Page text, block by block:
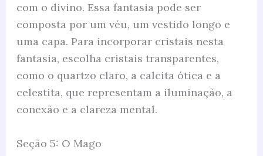
com o divino. Essa fantasia pode ser
composta por um véu, um vestido longo e
uma capa. Para incorporar cristais nesta
fantasia, escolha cristais transparentes,
como o quartzo claro, a calcita ótica e a
celestita, que representam a iluminação, a
conexão e a clareza mental.
Seção 5: O Mago